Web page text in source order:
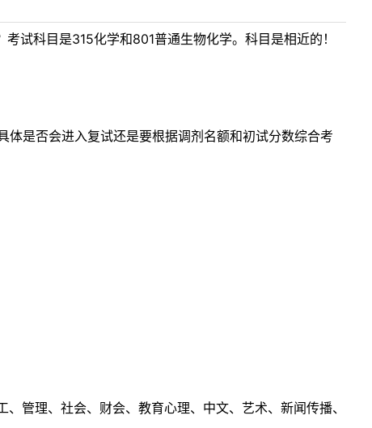
试科目是315化学和801普通生物化学。科目是相近的！
是否会进入复试还是要根据调剂名额和初试分数综合考
管理、社会、财会、教育心理、中文、艺术、新闻传播、